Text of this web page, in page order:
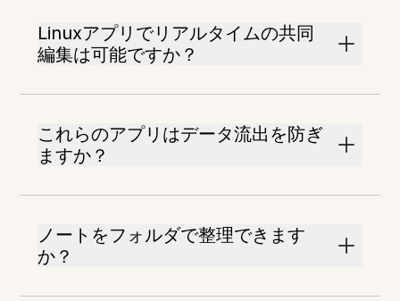
Linuxアプリでリアルタイムの共同
編集は可能ですか？
これらのアプリはデータ流出を防ぎ
ますか？
ノートをフォルダで整理できます
か？